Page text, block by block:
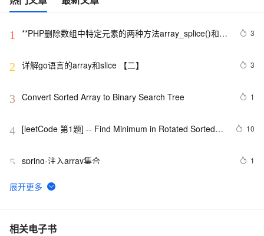
1
**PHP删除数组中特定元素的两种方法array_splice()和
3
2 详解go语言的array和slice 【二】 3
3 Convert Sorted Array to Binary Search Tree 1
4 [leetCode 第1题] -- Find Minimum in Rotated Sorted
10
5 spring-注入array集合 1
6
【C/C++ 基础 数组容器比较】深入探究C++容器：数
7 Microsoft AJAX Library对 Array的扩展
相关电子书